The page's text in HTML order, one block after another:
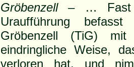
Gröbenzell –
… Fast
Uraufführung
Gröbenzell (TiG)
eindringliche Weise,
verloren hat, und